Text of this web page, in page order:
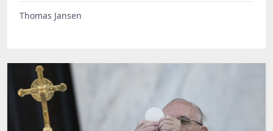
Thomas Jansen